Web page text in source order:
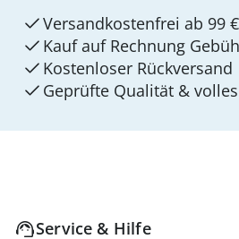
Versandkostenfrei ab 99 €
Kauf auf Rechnung
Kostenloser Rückversand
Geprüfte Qualität &
Service & Hilfe